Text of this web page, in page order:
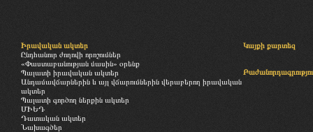
Իրավական ակտեր
Ընդհանուր ժողովի որոշումներ
«Փաստաբանության մասին» օրենք
Պալատի իրավական ակտեր
Անդամավճարներին և այլ վճարումներին վերաբերող իրավական
ակտեր
Պալատի գործող ներքին ակտեր
ՄԻԵԴ
Դատական ակտեր
Նախագծեր
Կայքի քարտեզ